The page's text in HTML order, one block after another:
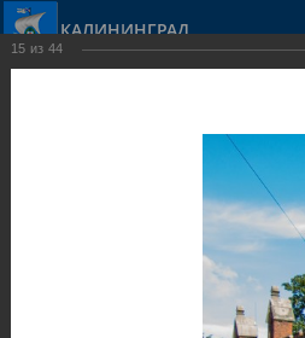
КАЛИНИНГРАД
Оборонительные
Оборонительные сооружения
15 из 44